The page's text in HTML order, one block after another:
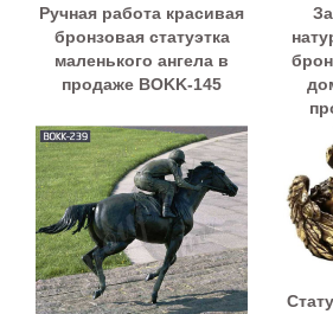
Ручная работа красивая
бронзовая статуэтка
маленького ангела в
продаже BOKK-145